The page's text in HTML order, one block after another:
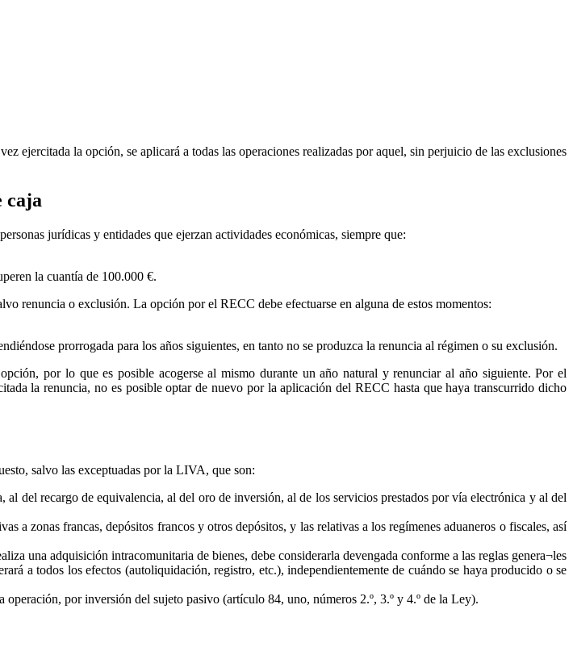
ejercitada la opción, se aplicará a todas las operaciones realizadas por aquel, sin perjuicio de las exclusiones
caja
jurídicas y entidades que ejerzan actividades económicas, siempre que:
la cuantía de 100.000 €.
renuncia o exclusión. La opción por el RECC debe efectuarse en alguna de estos momentos:
prorrogada para los años siguientes, en tanto no se produzca la renuncia al régimen o su exclusión.
por lo que es posible acogerse al mismo durante un año natural y renunciar al año siguiente. Por el
la renuncia, no es posible optar de nuevo por la aplicación del RECC hasta que haya transcurrido dicho
salvo las exceptuadas por la LIVA, que son:
del recargo de equivalencia, al del oro de inversión, al de los servicios prestados por vía electrónica y al del
a zonas francas, depósitos francos y otros depósitos, y las relativas a los regímenes aduaneros o fiscales, así
una adquisición intracomunitaria de bienes, debe considerarla devengada conforme a las reglas genera¬les
a todos los efectos (autoliquidación, registro, etc.), independientemente de cuándo se haya producido o se
por inversión del sujeto pasivo (artículo 84, uno, números 2.º, 3.º y 4.º de la Ley).